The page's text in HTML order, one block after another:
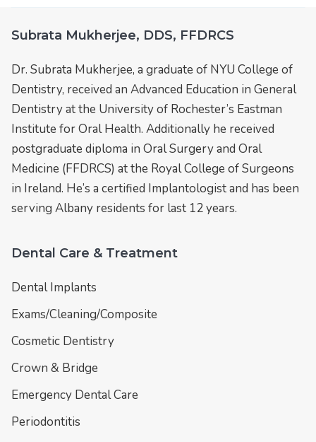
Subrata Mukherjee, DDS, FFDRCS
Dr. Subrata Mukherjee, a graduate of NYU College of
Dentistry, received an Advanced Education in General
Dentistry at the University of Rochester’s Eastman
Institute for Oral Health. Additionally he received
postgraduate diploma in Oral Surgery and Oral
Medicine (FFDRCS) at the Royal College of Surgeons
in Ireland. He’s a certified Implantologist and has been
serving Albany residents for last 12 years.
Dental Care & Treatment
Dental Implants
Exams/Cleaning/Composite
Cosmetic Dentistry
Crown & Bridge
Emergency Dental Care
Periodontitis